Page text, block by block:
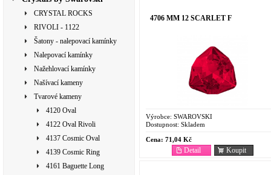
CRYSTAL ROCKS
RIVOLI - 1122
Šatony - nalepovací kamínky
Nalepovací kamínky
Nažehlovací kamínky
Našívací kameny
Tvarové kameny
4120 Oval
4122 Oval Rivoli
4137 Cosmic Oval
4139 Cosmic Ring
4161 Baguette Long
4706 MM 12 SCARLET F
Výrobce: SWAROVSKI
Dostupnost: Skladem
Cena: 71,04 Kč
Koupit
Detail